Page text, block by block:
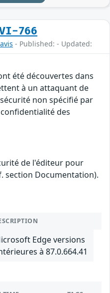
766
- Published: - Updated:
été découvertes dans
à un attaquant de
non spécifié par
des
de l'éditeur pour
section Documentation).
Edge versions
à 87.0.664.41